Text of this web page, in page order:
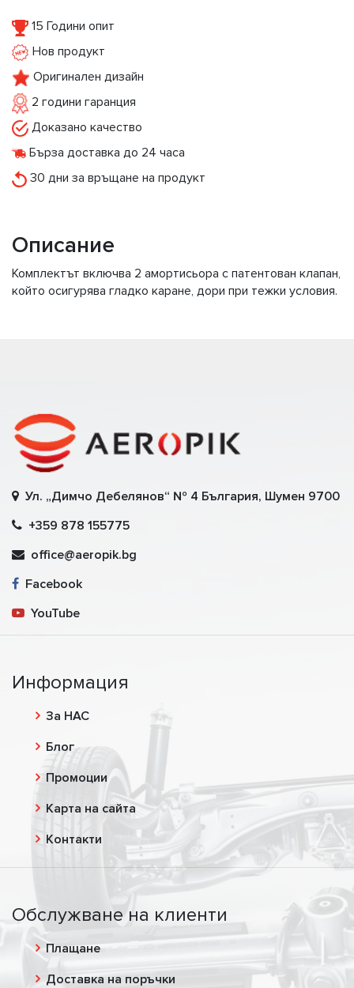
15 Години опит
Нов продукт
Оригинален дизайн
2 години гаранция
Доказано качество
Бърза доставка до 24 часа
30 дни за връщане на продукт
Описание
Комплектът включва 2 амортисьора с патентован клапан,
който осигурява гладко каране, дори при тежки условия.
Ул. „Димчо Дебелянов“ № 4 България, Шумен 9700
+359 878 155775
office@aeropik.bg
Facebook
YouTube
Информация
За НАС
Блог
Промоции
Карта на сайта
Контакти
Обслужване на клиенти
Плащане
Доставка на поръчки